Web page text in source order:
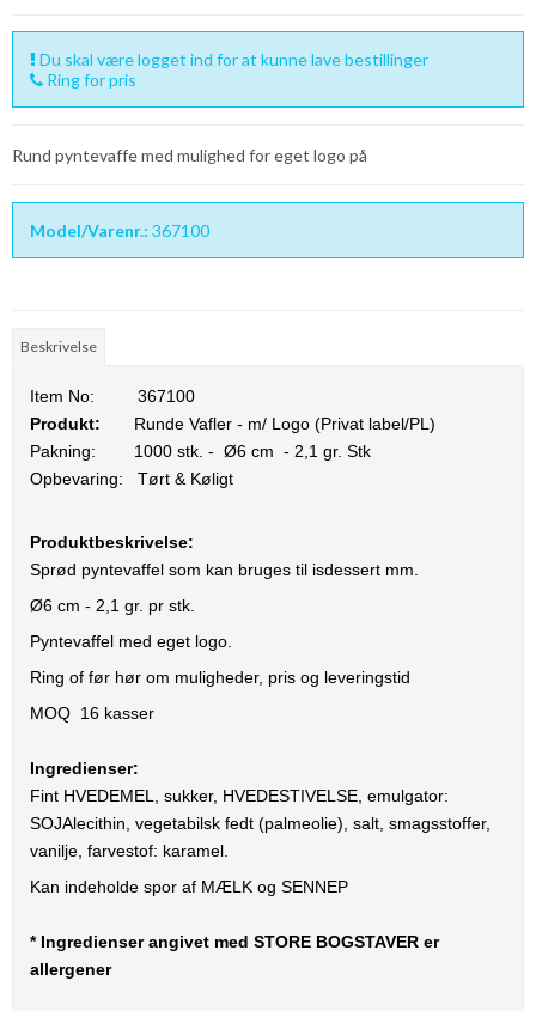
Du skal være logget ind for at kunne lave bestillinger
Ring for pris
Rund pyntevaffe med mulighed for eget logo på
Model/Varenr.: 367100
Beskrivelse
Item No: 367100
Produkt: Runde Vafler - m/ Logo (Privat label/PL)
Pakning: 1000 stk. - Ø6 cm - 2,1 gr. Stk
Opbevaring: Tørt & Køligt
Produktbeskrivelse:
Sprød pyntevaffel som kan bruges til isdessert mm.
Ø6 cm - 2,1 gr. pr stk.
Pyntevaffel med eget logo.
Ring of før hør om muligheder, pris og leveringstid
MOQ 16 kasser
Ingredienser:
Fint HVEDEMEL, sukker, HVEDESTIVELSE, emulgator:
SOJAlecithin, vegetabilsk fedt (palmeolie), salt, smagsstoffer,
vanilje, farvestof: karamel.
Kan indeholde spor af MÆLK og SENNEP
* Ingredienser angivet med STORE BOGSTAVER er
allergener